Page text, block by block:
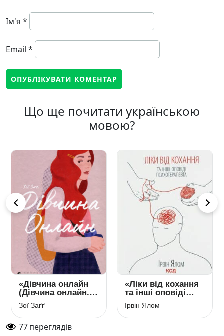
Ім'я *
Email *
Що ще почитати українською
мовою?
«Дівчина онлайн
(Дівчина онлайн.
Книга 1)» Зої Заґґ
Зої Заґґ
«Ліки від кохання
та інші оповіді
психотерапевта»
Ірвін Ялом
Ірвін Ялом
77переглядів